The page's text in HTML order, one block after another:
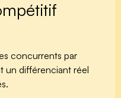
concurrents par
un différenciant réel